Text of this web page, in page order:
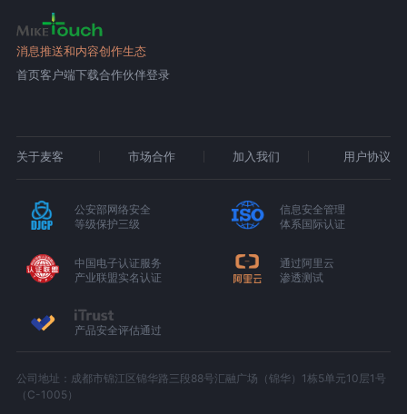
消息推送和内容创作生态
首页客户端下载合作伙伴登录
关于麦客 市场合作 加入我们 用户协议
公安部网络安全
等级保护三级
信息安全管理
体系国际认证
中国电子认证服务
产业联盟实名认证
通过阿里云
渗透测试
产品安全评估通过
公司地址：成都市锦江区锦华路三段88号汇融广场（锦华）1栋5单元10层1号
（C-1005）